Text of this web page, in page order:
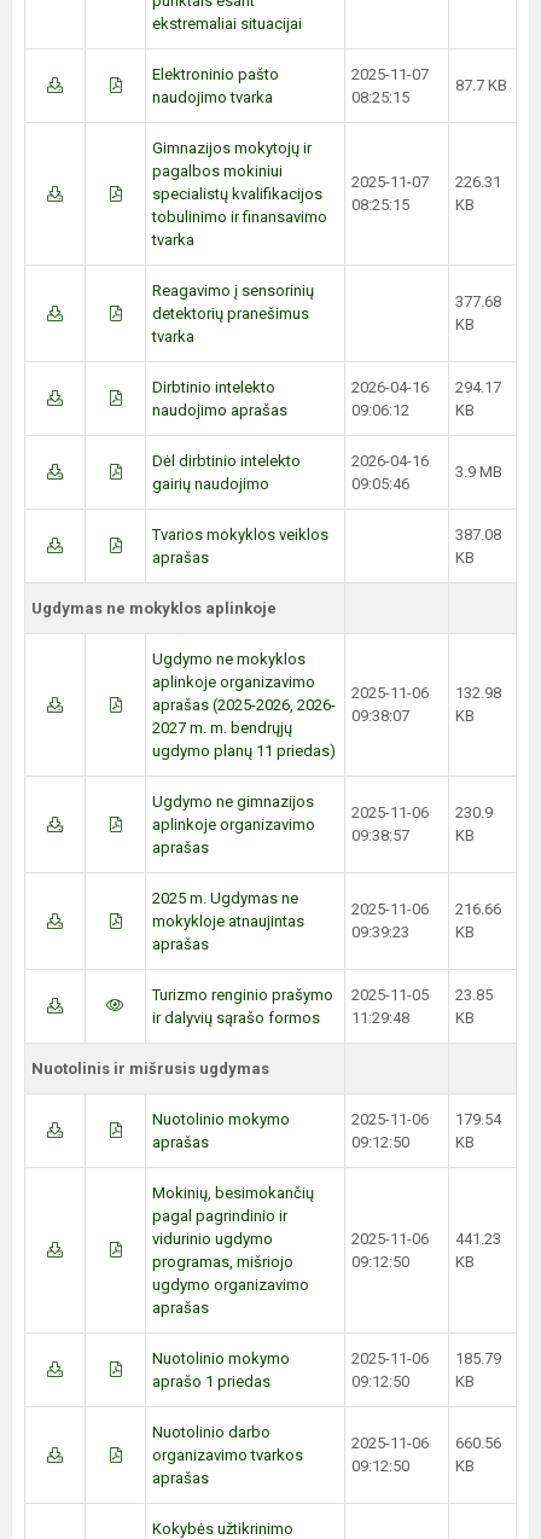
ekstremaliai situacijai
Elektroninio pašto
naudojimo tvarka
2025-11-07
08:25:15
87.7 KB
Gimnazijos mokytojų ir
pagalbos mokiniui
specialistų kvalifikacijos
tobulinimo ir finansavimo
tvarka
2025-11-07
08:25:15
226.31
KB
Reagavimo į sensorinių
detektorių pranešimus
tvarka
377.68
KB
Dirbtinio intelekto
naudojimo aprašas
2026-04-16
09:06:12
294.17
KB
Dėl dirbtinio intelekto
gairių naudojimo
2026-04-16
09:05:46
3.9 MB
Tvarios mokyklos veiklos
aprašas
387.08
KB
Ugdymas ne mokyklos aplinkoje
Ugdymo ne mokyklos
aplinkoje organizavimo
aprašas (2025-2026, 2026-
2027 m. m. bendrųjų
ugdymo planų 11 priedas)
2025-11-06
09:38:07
132.98
KB
Ugdymo ne gimnazijos
aplinkoje organizavimo
aprašas
2025-11-06
09:38:57
230.9
KB
2025 m. Ugdymas ne
mokykloje atnaujintas
aprašas
2025-11-06
09:39:23
216.66
KB
Turizmo renginio prašymo
ir dalyvių sąrašo formos
2025-11-05
11:29:48
23.85
KB
Nuotolinis ir mišrusis ugdymas
Nuotolinio mokymo
aprašas
2025-11-06
09:12:50
179.54
KB
Mokinių, besimokančių
pagal pagrindinio ir
vidurinio ugdymo
programas, mišriojo
ugdymo organizavimo
aprašas
2025-11-06
09:12:50
441.23
KB
Nuotolinio mokymo
aprašo 1 priedas
2025-11-06
09:12:50
185.79
KB
Nuotolinio darbo
organizavimo tvarkos
aprašas
2025-11-06
09:12:50
660.56
KB
Kokybės užtikrinimo